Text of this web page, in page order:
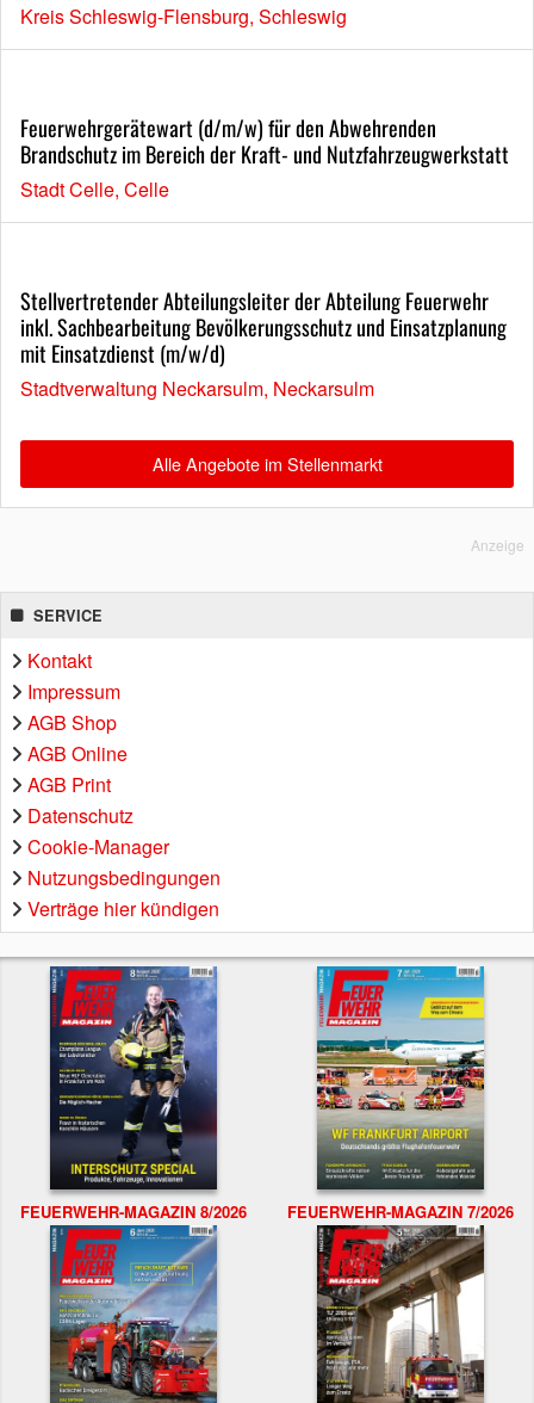
Kreis Schleswig-Flensburg, Schleswig
Feuerwehrgerätewart (d/m/w) für den Abwehrenden
Brandschutz im Bereich der Kraft- und Nutzfahrzeugwerkstatt
Stadt Celle, Celle
Stellvertretender Abteilungsleiter der Abteilung Feuerwehr
inkl. Sachbearbeitung Bevölkerungsschutz und Einsatzplanung
mit Einsatzdienst (m/w/d)
Stadtverwaltung Neckarsulm, Neckarsulm
Alle Angebote im Stellenmarkt
Anzeige
SERVICE
Kontakt
Impressum
AGB Shop
AGB Online
AGB Print
Datenschutz
Cookie-Manager
Nutzungsbedingungen
Verträge hier kündigen
FEUERWEHR-MAGAZIN 8/2026 FEUERWEHR-MAGAZIN 7/2026